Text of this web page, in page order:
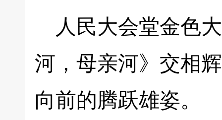
人民大会堂金色
河，母亲河》交相
向前的腾跃雄姿。